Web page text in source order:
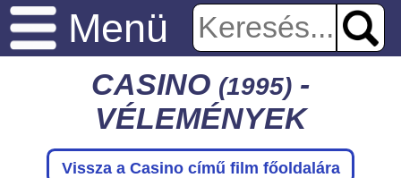
Menü
CASINO (1995) -
VÉLEMÉNYEK
Vissza a Casino című film főoldalára